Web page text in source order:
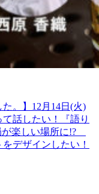
。】12月14日(火)
話したい！『語り
が楽しい場所に!?
デザインしたい！